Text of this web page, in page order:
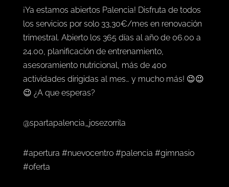
¡Ya estamos abiertos Palencia! Disfruta de todos
los servicios por solo 33,30€/mes en renovación
trimestral. Abierto los 365 días al año de 06.00 a
24.00, planificación de entrenamiento,
asesoramiento nutricional, más de 400
actividades dirigidas al mes… y mucho más! 😉😉
😉 ¿A que esperas?
@spartapalencia_josezorrila
#apertura #nuevocentro #palencia #gimnasio
#oferta